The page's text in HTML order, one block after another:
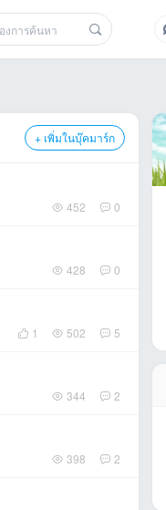
+ เพิ่มในบุ๊คมาร์ก
452 0
428 0
1 502 5
344 2
398 2